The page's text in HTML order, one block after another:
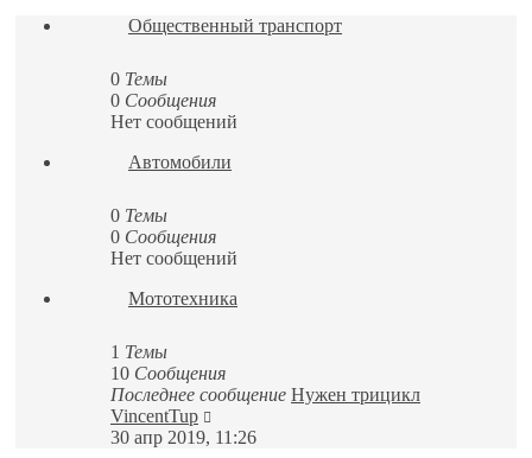
Общественный транспорт
0 Темы
0 Сообщения
Нет сообщений
Автомобили
0 Темы
0 Сообщения
Нет сообщений
Мототехника
1 Темы
10 Сообщения
Последнее сообщение Нужен трицикл
VincentTup
к
30 апр 2019, 11:26